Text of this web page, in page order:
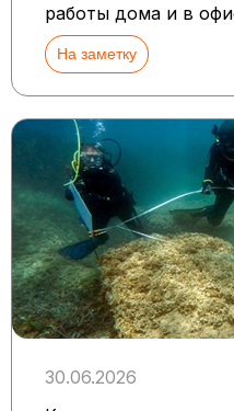
работы дома и в
На заметку
30.06.2026